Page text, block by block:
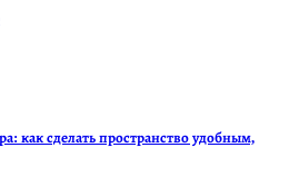
как сделать пространство удобным,